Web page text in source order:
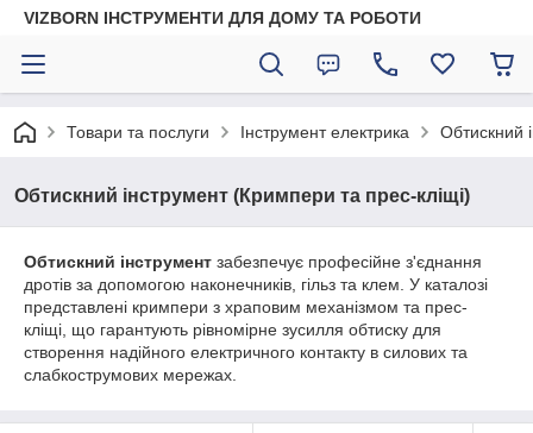
VIZBORN ІНСТРУМЕНТИ ДЛЯ ДОМУ ТА РОБОТИ
Товари та послуги Інструмент електрика Обтискний
Обтискний інструмент (Кримпери та прес-кліщі)
Обтискний інструмент забезпечує професійне з'єднання
дротів за допомогою наконечників, гільз та клем. У каталозі
представлені кримпери з храповим механізмом та прес-
кліщі, що гарантують рівномірне зусилля обтиску для
створення надійного електричного контакту в силових та
слабкострумових мережах.